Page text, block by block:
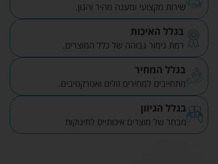
שירות מקצועי ומענה מהיר והגון.
בגלל האיכות
רמת גימור גבוהה של כלל המוצרים.
בגלל המחיר
מתחייבים למחירים זולים ואטרקטיבים.
בגלל הגיוון
מבחר של מוצרים איכותיים לתינוקות